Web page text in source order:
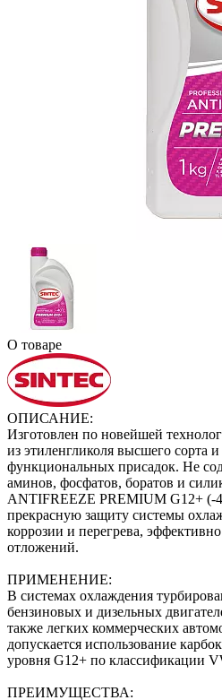
О товаре
ОПИСАНИЕ:
Изготовлен по новейшей
из этиленгликоля высшего сорта
функциональных присадок. Не
аминов, фосфатов, боратов и
ANTIFREEZE PREMIUM G12+ (-
прекрасную защиту системы
коррозии и перегрева,
отложений.
ПРИМЕНЕНИЕ:
В системах охлаждения
бензиновых и дизельных
также легких коммерческих
допускается использование
уровня G12+ по классификации
ПРЕИМУЩЕСТВА: